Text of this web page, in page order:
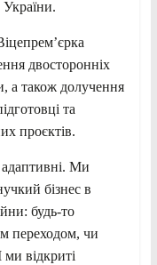
двосторонніх
а також долучення
та
проєктів.
адаптивні. Ми
бізнес в
будь-то
переходом, чи
ми відкриті